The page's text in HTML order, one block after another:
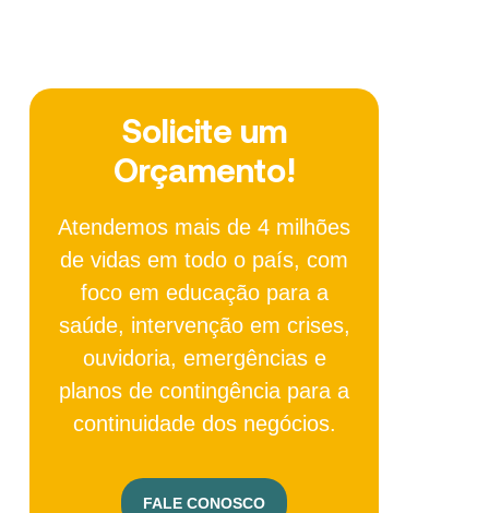
Solicite um
Orçamento!
Atendemos mais de 4 milhões
de vidas em todo o país, com
foco em educação para a
saúde, intervenção em crises,
ouvidoria, emergências e
planos de contingência para a
continuidade dos negócios.
FALE CONOSCO